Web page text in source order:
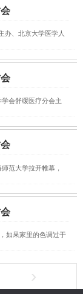
办、北京大学医学人
会舒缓医疗分会主
范大学拉开帷幕，
如果家里的色调过于
›